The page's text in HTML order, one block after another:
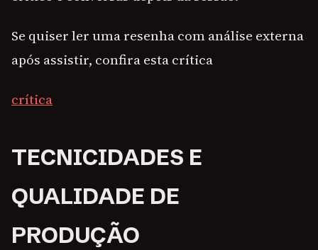
Se quiser ler uma resenha com análise externa
após assistir, confira esta crítica
crítica
TECNICIDADES E
QUALIDADE DE
PRODUÇÃO